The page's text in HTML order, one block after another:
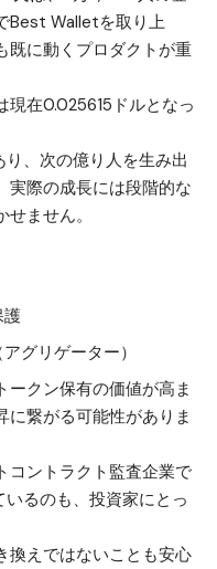
Best Walletを取り上
既に動くプロダクトが重
現在0.025615ドルとなっ
、次の億り人を生み出
実際の成長には段階的な
ません。
護
グリゲーター）
ークン保有の価値が高ま
に繋がる可能性がありま
コントラクト監査企業で
るのも、投資家にとっ
換えではないことも安心